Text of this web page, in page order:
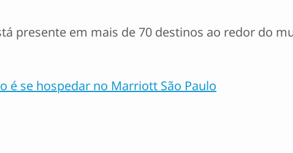
presente em mais de 70 destinos ao redor do
é se hospedar no Marriott São Paulo